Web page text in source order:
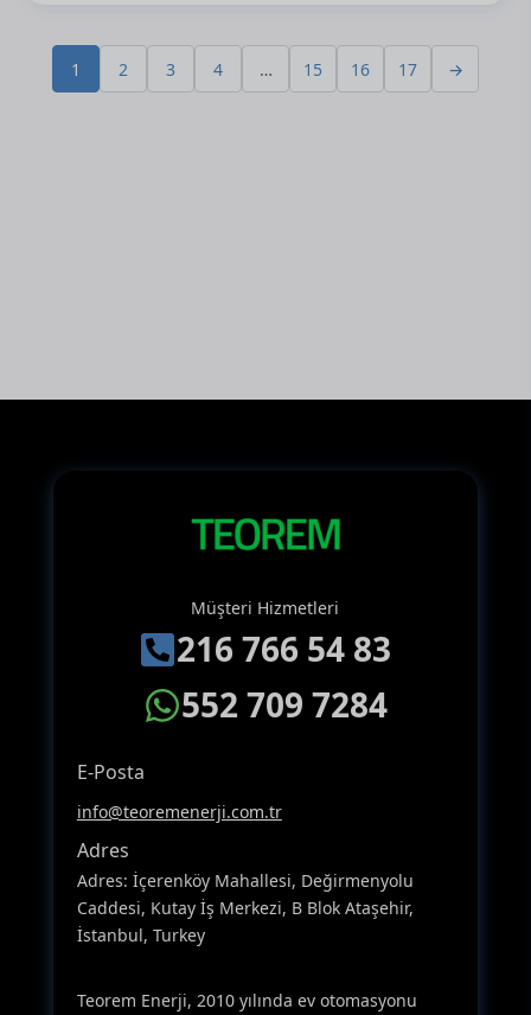
1 2 3 4 … 15 16 17 →
Müşteri Hizmetleri
216 766 54 83
552 709 7284
E-Posta
info@teoremenerji.com.tr
Adres
Adres: İçerenköy Mahallesi, Değirmenyolu
Caddesi, Kutay İş Merkezi, B Blok Ataşehir,
İstanbul, Turkey
Teorem Enerji, 2010 yılında ev otomasyonu